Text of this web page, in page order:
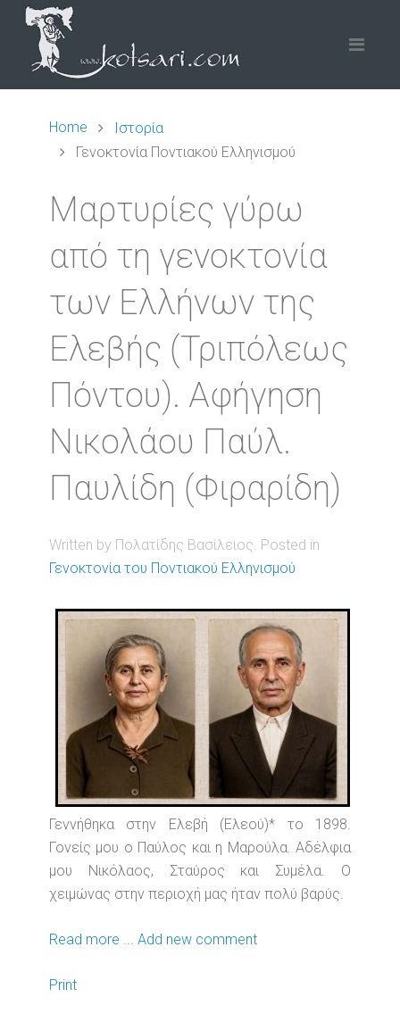
Home
Ιστορία
Γενοκτονία Ποντιακού Ελληνισμού
Μαρτυρίες γύρω
από τη γενοκτονία
των Ελλήνων της
Ελεβής (Τριπόλεως
Πόντου). Αφήγηση
Νικολάου Παύλ.
Παυλίδη (Φιραρίδη)
Written by Πολατίδης Βασίλειος. Posted in
Γενοκτονία του Ποντιακού Ελληνισμού
Γεννήθηκα στην Ελεβή (Ελεού)* το 1898.
Γονείς μου ο Παύλος και η Μαρούλα. Αδέλφια
μου Νικόλαος, Σταύρος και Συμέλα. Ο
χειμώνας στην περιοχή μας ήταν πολύ βαρύς.
Read more ... Add new comment
Print